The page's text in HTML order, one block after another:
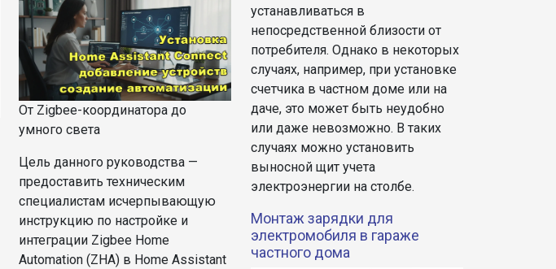
От Zigbee-координатора до
умного света
Цель данного руководства —
предоставить техническим
специалистам исчерпывающую
инструкцию по настройке и
интеграции Zigbee Home
Automation (ZHA) в Home Assistant
устанавливаться в
непосредственной близости от
потребителя. Однако в некоторых
случаях, например, при установке
счетчика в частном доме или на
даче, это может быть неудобно
или даже невозможно. В таких
случаях можно установить
выносной щит учета
электроэнергии на столбе.
Монтаж зарядки для
электромобиля в гараже
частного дома